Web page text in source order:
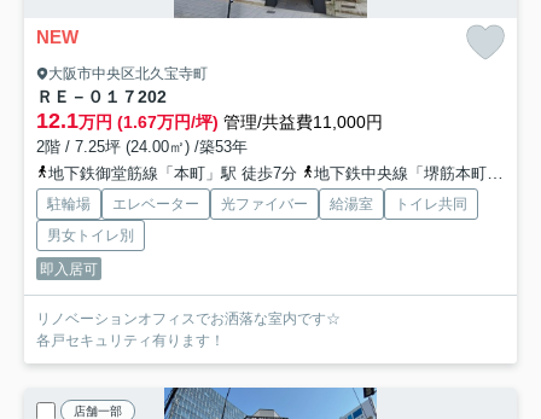
NEW
大阪市中央区北久宝寺町
ＲＥ－０１７202
12.1万円 (1.67万円/坪) 管理/共益費11,000円
2階 / 7.25坪 (24.00㎡) /築53年
地下鉄御堂筋線「本町」駅 徒歩7分
地下鉄中央線「堺筋本町」駅 徒歩8分
駐輪場 エレベーター 光ファイバー 給湯室
トイレ共同
男女トイレ別
即入居可
リノベーションオフィスでお洒落な室内です☆
各戸セキュリティ有ります！
店舗一部